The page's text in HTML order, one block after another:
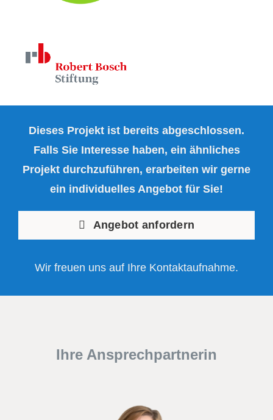
Dieses Projekt ist bereits abgeschlossen.
Falls Sie Interesse haben, ein ähnliches
Projekt durchzuführen, erarbeiten wir gerne
ein individuelles Angebot für Sie!
Angebot anfordern
Wir freuen uns auf Ihre Kontaktaufnahme.
Ihre Ansprechpartnerin